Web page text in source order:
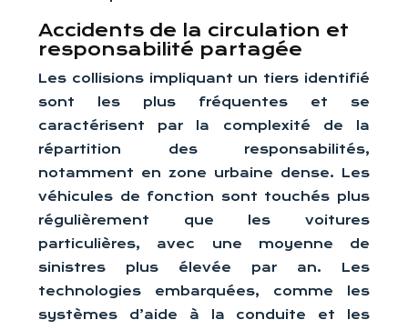
Accidents de la circulation et
responsabilité partagée
Les collisions impliquant un tiers identifié
sont les plus fréquentes et se
caractérisent par la complexité de la
répartition des responsabilités,
notamment en zone urbaine dense. Les
véhicules de fonction sont touchés plus
régulièrement que les voitures
particulières, avec une moyenne de
sinistres plus élevée par an. Les
technologies embarquées, comme les
systèmes d’aide à la conduite et les